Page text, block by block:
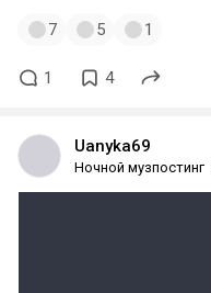
7 5 1
1 4
Uanyka69
Ночной музпостинг